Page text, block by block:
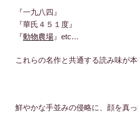
『一九八四』
『華氏４５１度』
『動物農場 』etc…
これらの名作と共通する読み味が本
鮮やかな手並みの侵略に、顔を真っ